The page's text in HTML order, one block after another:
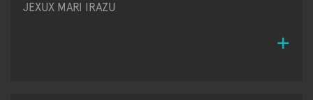
JEXUX MARI IRAZU